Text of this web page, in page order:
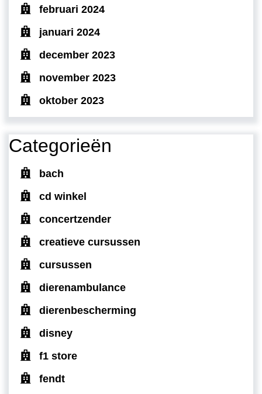
februari 2024
januari 2024
december 2023
november 2023
oktober 2023
Categorieën
bach
cd winkel
concertzender
creatieve cursussen
cursussen
dierenambulance
dierenbescherming
disney
f1 store
fendt